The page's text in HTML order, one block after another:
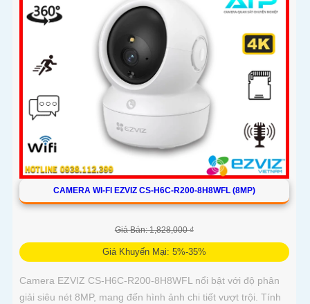
CAMERA WI-FI EZVIZ CS-H6C-R200-8H8WFL (8MP)
Giá Bán: 1,828,000 ₫
Giá Khuyến Mại: 5%-35%
Camera EZVIZ CS-H6C-R200-8H8WFL nổi bật với độ phân
giải siêu nét 8MP, mang đến hình ảnh chi tiết vượt trội. Tính